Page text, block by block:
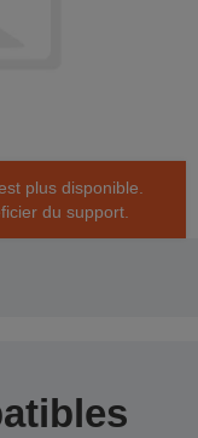
plus disponible.
du support.